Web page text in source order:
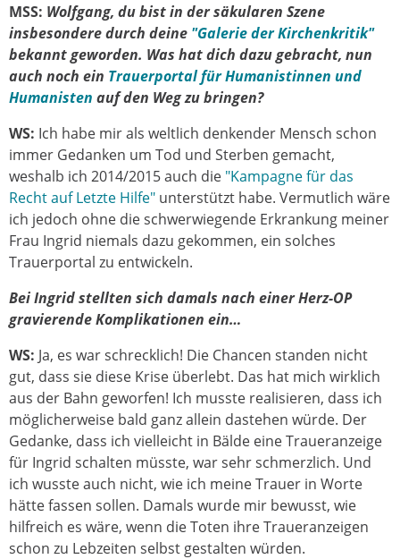
MSS: Wolfgang, du bist in der säkularen Szene
insbesondere durch deine "Galerie der Kirchenkritik"
bekannt geworden. Was hat dich dazu gebracht, nun
auch noch ein Trauerportal für Humanistinnen und
Humanisten auf den Weg zu bringen?
WS: Ich habe mir als weltlich denkender Mensch schon
immer Gedanken um Tod und Sterben gemacht,
weshalb ich 2014/2015 auch die "Kampagne für das
Recht auf Letzte Hilfe" unterstützt habe. Vermutlich wäre
ich jedoch ohne die schwerwiegende Erkrankung meiner
Frau Ingrid niemals dazu gekommen, ein solches
Trauerportal zu entwickeln.
Bei Ingrid stellten sich damals nach einer Herz-OP
gravierende Komplikationen ein…
WS: Ja, es war schrecklich! Die Chancen standen nicht
gut, dass sie diese Krise überlebt. Das hat mich wirklich
aus der Bahn geworfen! Ich musste realisieren, dass ich
möglicherweise bald ganz allein dastehen würde. Der
Gedanke, dass ich vielleicht in Bälde eine Traueranzeige
für Ingrid schalten müsste, war sehr schmerzlich. Und
ich wusste auch nicht, wie ich meine Trauer in Worte
hätte fassen sollen. Damals wurde mir bewusst, wie
hilfreich es wäre, wenn die Toten ihre Traueranzeigen
schon zu Lebzeiten selbst gestalten würden.